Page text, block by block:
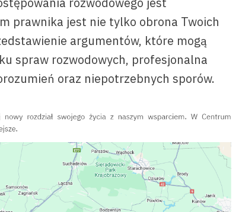
prawnika jest nie tylko obrona Twoich
argumentów, które mogą
spraw rozwodowych, profesjonalna
oraz niepotrzebnych sporów.